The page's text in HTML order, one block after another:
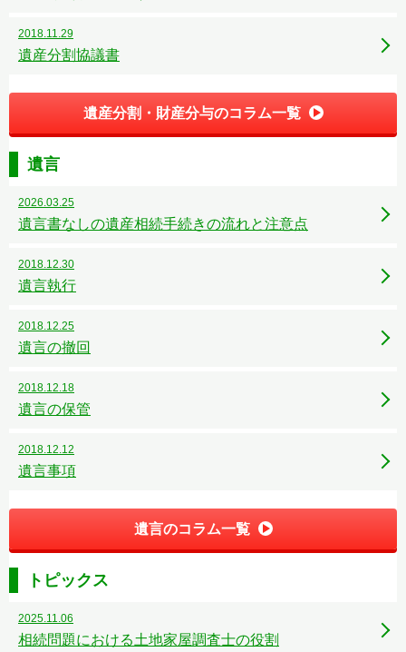
2018.11.29
遺産分割協議書
遺産分割・財産分与のコラム一覧
遺言
2026.03.25
遺言書なしの遺産相続手続きの流れと注意点
2018.12.30
遺言執行
2018.12.25
遺言の撤回
2018.12.18
遺言の保管
2018.12.12
遺言事項
遺言のコラム一覧
トピックス
2025.11.06
相続問題における土地家屋調査士の役割